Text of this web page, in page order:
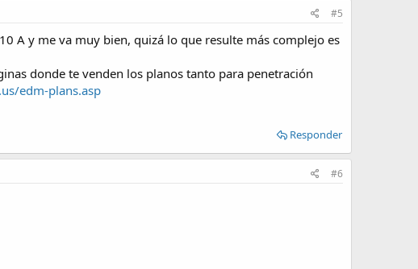
#5
A y me va muy bien, quizá lo que resulte más complejo es
donde te venden los planos tanto para penetración
edm-plans.asp
Responder
#6